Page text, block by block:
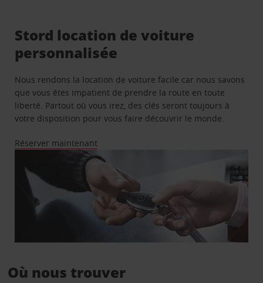
Stord location de voiture
personnalisée
Nous rendons la location de voiture facile car nous savons
que vous êtes impatient de prendre la route en toute
liberté. Partout où vous irez, des clés seront toujours à
votre disposition pour vous faire découvrir le monde.
Réserver maintenant
Où nous trouver